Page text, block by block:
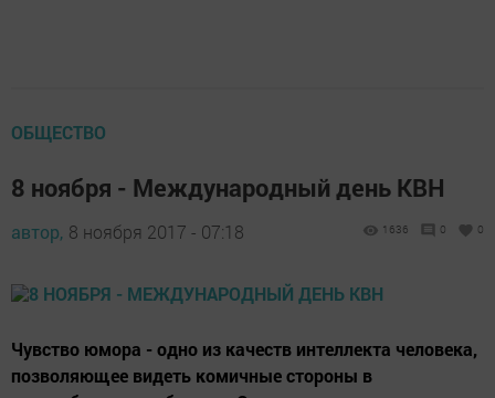
ОБЩЕСТВО
8 ноября - Международный день КВН
автор, 8 ноября 2017 - 07:18 1636 0 0
Чувство юмора - одно из качеств интеллекта человека,
позволяющее видеть комичные стороны в